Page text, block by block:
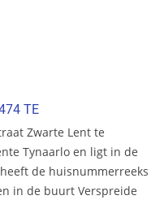
TE
Zwarte Lent te
Tynaarlo en ligt in de
de huisnummerreeks
in de buurt Verspreide